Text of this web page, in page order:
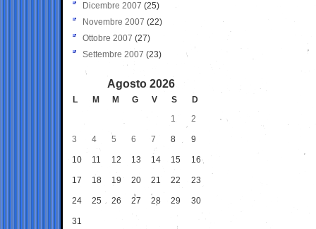
Dicembre 2007 (25)
Novembre 2007 (22)
Ottobre 2007 (27)
Settembre 2007 (23)
Agosto 2026
L M M G V S
D
1
2
3 4 5 6 7 8 9
10 11 12 13 14 15 16
17 18 19 20 21 22 23
24 25 26 27 28 29 30
31